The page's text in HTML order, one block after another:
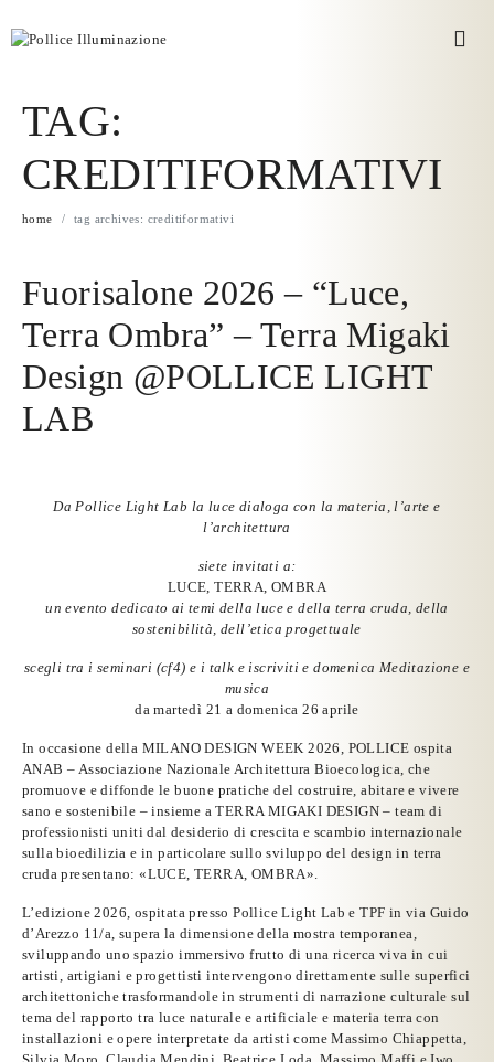
TAG:
CREDITIFORMATIVI
home tag archives: creditiformativi
Fuorisalone 2026 – “Luce,
Terra Ombra” – Terra Migaki
Design @POLLICE LIGHT
LAB
DaPollice Light Lab la luce dialoga con la materia, l’arte e
l’architettura
siete invitati a:
LUCE, TERRA, OMBRA
un evento dedicato ai temi della luce e della terra cruda, della
sostenibilità, dell’etica progettuale
scegli tra i seminari (cf4) e i talk e iscriviti e domenica Meditazione e
musica
da martedì 21 a domenica 26 aprile
In occasione della MILANO DESIGN WEEK 2026, POLLICE ospita
ANAB – Associazione Nazionale Architettura Bioecologica, che
promuove e diffonde le buone pratiche del costruire, abitare e vivere
sano e sostenibile –insieme a TERRA MIGAKI DESIGN – team di
professionisti uniti dal desiderio di crescita e scambio internazionale
sulla bioedilizia e in particolare sullo sviluppo del design in terra
crudapresentano:«LUCE, TERRA, OMBRA».
L’edizione 2026, ospitata pressoPollice Light Lab eTPF in via Guido
d’Arezzo 11/a, supera la dimensione della mostra temporanea,
sviluppando uno spazio immersivo frutto di una ricerca viva in cui
artisti, artigiani e progettisti intervengono direttamente sulle superfici
architettoniche trasformandole in strumenti di narrazione culturale sul
tema del rapporto tra luce naturale e artificiale e materia terra con
installazioni e opere interpretate da artisti comeMassimo Chiappetta,